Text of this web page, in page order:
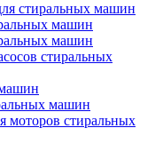
стиральных машин
машин
машин
стиральных
машин
моторов стиральных